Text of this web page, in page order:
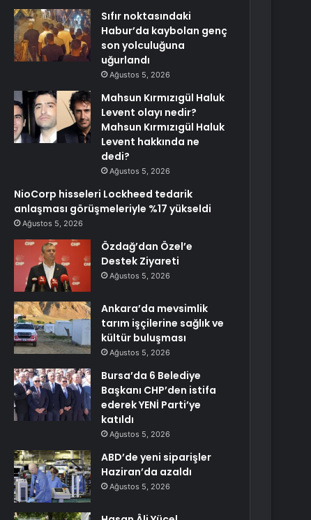
Sıfır noktasındaki
Habur’da kaybolan genç
son yolculuğuna
uğurlandı
Ağustos 5, 2026
Mahsun Kırmızıgül Haluk
Levent olayı nedir?
Mahsun Kırmızıgül Haluk
Levent hakkında ne
dedi?
Ağustos 5, 2026
NioCorp hisseleri Lockheed tedarik
anlaşması görüşmeleriyle %17 yükseldi
Ağustos 5, 2026
Özdağ’dan Özel’e
Destek Ziyareti
Ağustos 5, 2026
Ankara’da mevsimlik
tarım işçilerine sağlık ve
kültür buluşması
Ağustos 5, 2026
Bursa’da 6 Belediye
Başkanı CHP’den istifa
ederek YENİ Parti’ye
katıldı
Ağustos 5, 2026
ABD’de yeni siparişler
Haziran’da azaldı
Ağustos 5, 2026